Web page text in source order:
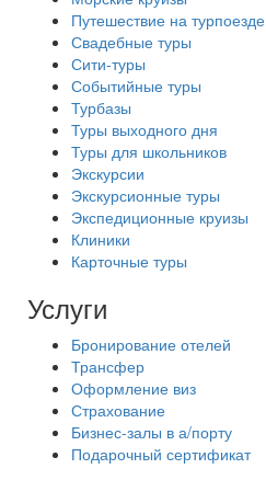
Путешествие на турпоезде
Свадебные туры
Сити-туры
Событийные туры
Турбазы
Туры выходного дня
Туры для школьников
Экскурсии
Экскурсионные туры
Экспедиционные круизы
Клиники
Карточные туры
Услуги
Бронирование отелей
Трансфер
Оформление виз
Страхование
Бизнес-залы в а/порту
Подарочный сертификат